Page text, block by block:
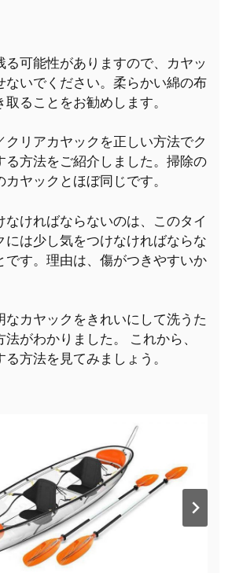
る可能性がありますので、カヤッ
ないでください。柔らかい綿の布
取ることをお勧めします。
クリアカヤックを正しい方法でク
る方法をご紹介しました。掃除の
カヤックとほぼ同じです。
なければならないのは、このタイ
には少し気をつけなければならな
です。理由は、傷がつきやすいか
なカヤックをきれいにして洗うた
がわかりました。 これから、
方法を見てみましょう。